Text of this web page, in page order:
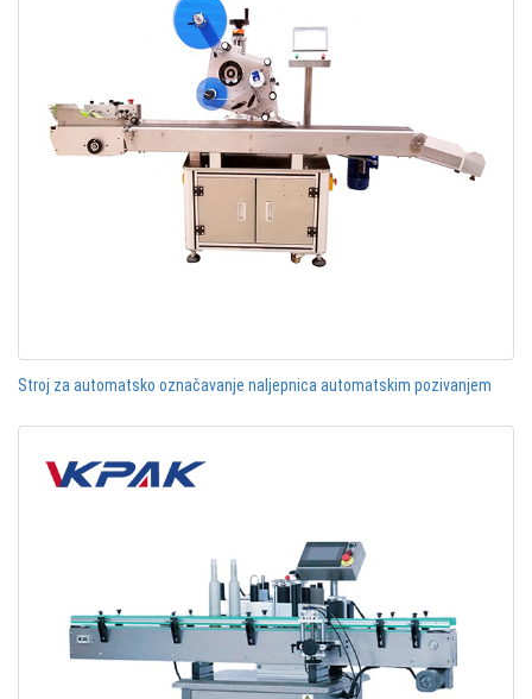
Stroj za automatsko označavanje naljepnica automatskim pozivanjem